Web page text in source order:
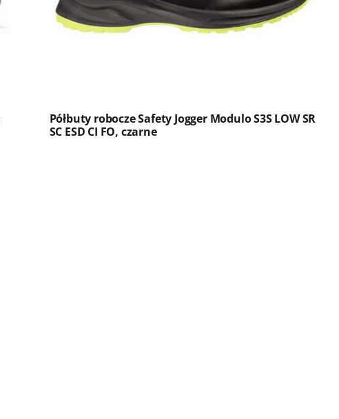
Półbuty robocze Safety Jogger Modulo S3S LOW SR
SC ESD CI FO, czarne